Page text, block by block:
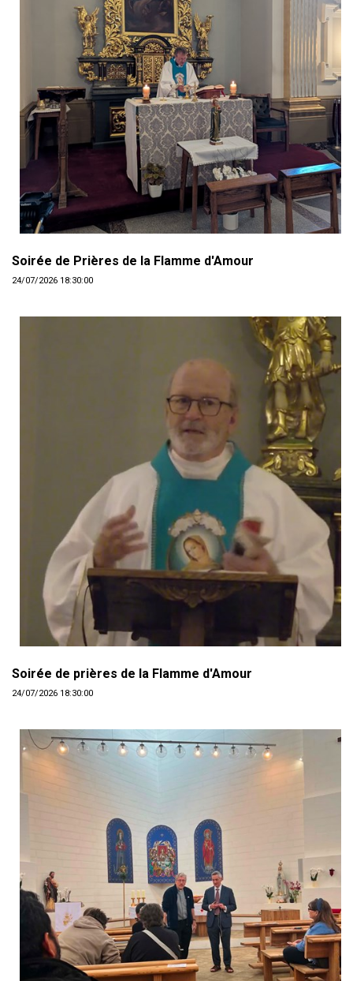
Soirée de Prières de la Flamme d'Amour
24/07/2026 18:30:00
Soirée de prières de la Flamme d'Amour
24/07/2026 18:30:00